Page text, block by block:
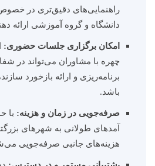
راهنمایی‌های دقیق‌تری در
دانشگاه و گروه آموزشی ارائه
امکان برگزاری جلسات حضوری:
چهره با مشاوران می‌تواند در
برنامه‌ریزی و ارائه بازخورد
باشد.
صرفه‌جویی در زمان و هزینه: با
آمدهای طولانی به شهرهای
هزینه‌های جانبی صرفه‌جویی